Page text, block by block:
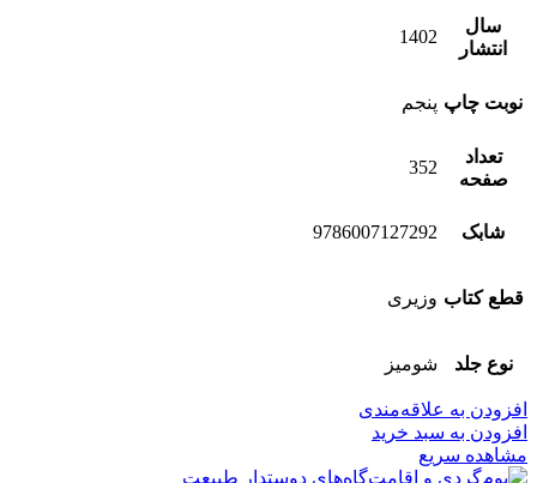
سال
انتشار
1402
نوبت چاپ پنجم
تعداد
صفحه
352
شابک 9786007127292
قطع کتاب وزیری
نوع جلد شومیز
افزودن به علاقه‌مندی
افزودن به سبد خرید
مشاهده سریع